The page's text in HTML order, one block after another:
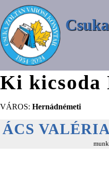
Ki kicsoda
VÁROS: Hernádnémeti
ÁCS